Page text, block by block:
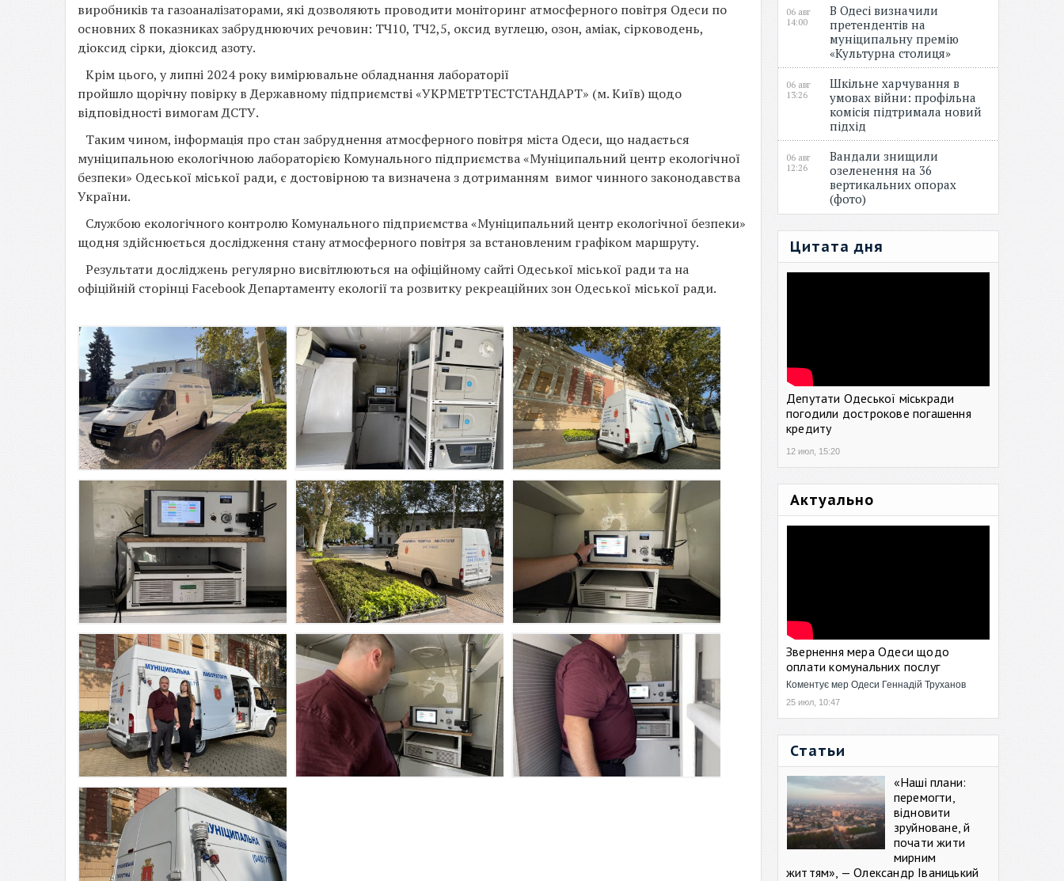
виробників та газоаналізаторами, які дозволяють проводити моніторинг атмосферного повітря Одеси по
основних 8 показниках забруднюючих речовин: ТЧ10, ТЧ2,5, оксид вуглецю, озон, аміак, сірководень,
діоксид сірки, діоксид азоту.
Крім цього, у липні 2024 року вимірювальне обладнання лабораторії
пройшло щорічну повірку в Державному підприємстві «УКРМЕТРТЕСТСТАНДАРТ» (м. Київ) щодо
відповідності вимогам ДСТУ.
Таким чином, інформація про стан забруднення атмосферного повітря міста Одеси, що надається
муніципальною екологічною лабораторією Комунального підприємства «Муніципальний центр екологічної
безпеки» Одеської міської ради, є достовірною та визначена з дотриманням вимог чинного законодавства
України.
Службою екологічного контролю Комунального підприємства «Муніципальний центр екологічної безпеки»
щодня здійснюється дослідження стану атмосферного повітря за встановленим графіком маршруту.
Результати досліджень регулярно висвітлюються на офіційному сайті Одеської міської ради та на
офіційній сторінці Facebook Департаменту екології та розвитку рекреаційних зон Одеської міської ради.
06 авг
14:00
В Одесі визначили
претендентів на
муніципальну премію
«Культурна столиця»
06 авг
13:26
Шкільне харчування в
умовах війни: профільна
комісія підтримала новий
підхід
06 авг
12:26
Вандали знищили
озеленення на 36
вертикальних опорах
(фото)
Цитата дня
Депутати Одеської міськради
погодили дострокове погашення
кредиту
12 июл, 15:20
Актуально
Звернення мера Одеси щодо
оплати комунальних послуг
Коментує мер Одеси Геннадій Труханов
25 июл, 10:47
Статьи
«Наші плани:
перемогти,
відновити
зруйноване, й
почати жити
мирним
життям», — Олександр Іваницький